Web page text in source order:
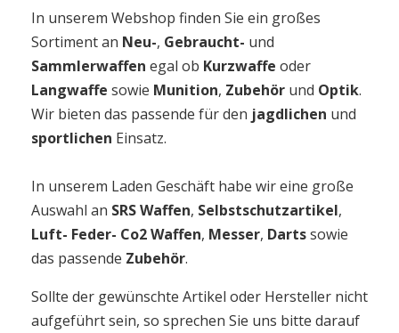
In unserem Webshop finden Sie ein großes
Sortiment an Neu-, Gebraucht- und
Sammlerwaffen egal ob Kurzwaffe oder
Langwaffe sowie Munition, Zubehör und Optik.
Wir bieten das passende für den jagdlichen und
sportlichen Einsatz.
In unserem Laden Geschäft habe wir eine große
Auswahl an SRS Waffen, Selbstschutzartikel,
Luft- Feder- Co2 Waffen, Messer, Dartssowie
das passende Zubehör.
Sollte der gewünschte Artikel oder Hersteller nicht
aufgeführt sein, so sprechen Sie uns bitte darauf